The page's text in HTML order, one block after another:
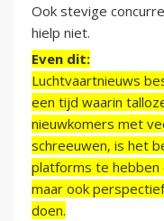
Ook stevige
hielp niet.
Even dit:
Luchtvaartnieuws
een tijd waarin
nieuwkomers met
schreeuwen, is het
platforms te hebben
maar ook
doen.